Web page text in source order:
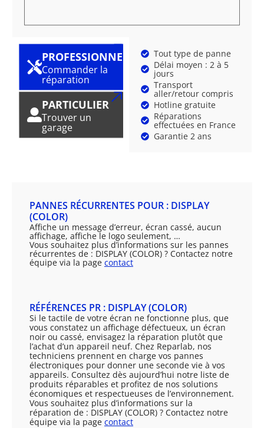
PROFESSIONNEL
Commander la
réparation
PARTICULIER
Trouver un
garage
Tout type de panne
Délai moyen : 2 à 5
jours
Transport
aller/retour compris
Hotline gratuite
Réparations
effectuées en France
Garantie 2 ans
PANNES RÉCURRENTES POUR : DISPLAY
(COLOR)
Affiche un message d’erreur, écran cassé, aucun
affichage, affiche le logo seulement, …
Vous souhaitez plus d’informations sur les pannes
récurrentes de : DISPLAY (COLOR) ? Contactez notre
équipe via la page contact
RÉFÉRENCES PR : DISPLAY (COLOR)
Si le tactile de votre écran ne fonctionne plus, que
vous constatez un affichage défectueux, un écran
noir ou cassé, envisagez la réparation plutôt que
l’achat d’un appareil neuf. Chez Reparlab, nos
techniciens prennent en charge vos pannes
électroniques pour donner une seconde vie à vos
appareils. Consultez dès aujourd’hui notre liste de
produits réparables et profitez de nos solutions
économiques et respectueuses de l’environnement.
Vous souhaitez plus d’informations sur la
réparation de : DISPLAY (COLOR) ? Contactez notre
équipe via la page contact